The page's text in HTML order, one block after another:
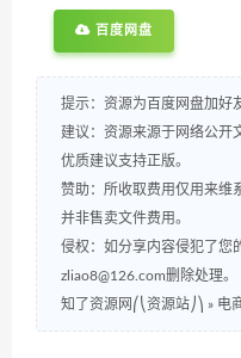
百度网盘
提示：资源为百度网盘加好
建议：资源来源于网络公开
优质建议支持正版。
赞助：所收取费用仅用来维
并非售卖文件费用。
侵权：如分享内容侵犯了您
zliao8@126.com删除处理。
知了资源网⎛⎝资源站⎠⎞ » 电